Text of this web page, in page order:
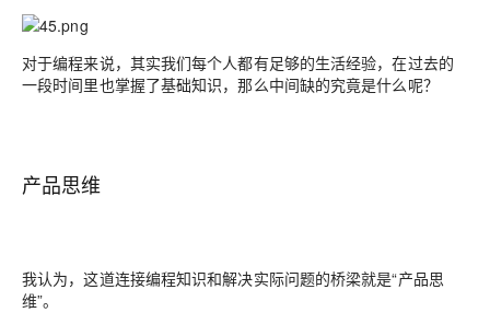
对于编程来说，其实我们每个人都有足够的生活经验，在过去的
一段时间里也掌握了基础知识，那么中间缺的究竟是什么呢？
产品思维
我认为，这道连接编程知识和解决实际问题的桥梁就是“产品思
维”。